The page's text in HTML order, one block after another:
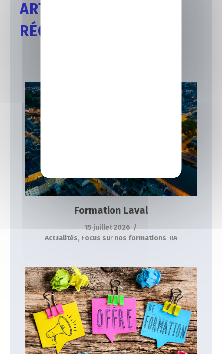
ARTICLES
RÉCENTS
Formation Laval
15 juillet 2026
Actualités, Focus sur nos formations, IIA
Formation informatique Laval
Actualités Focus sur nos formations IIA